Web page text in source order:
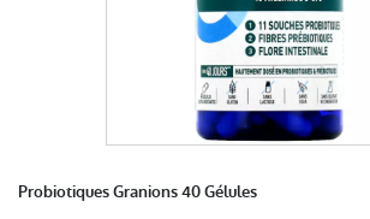
Probiotiques Granions 40 Gélules